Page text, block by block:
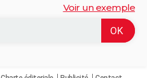
Voir un exemple